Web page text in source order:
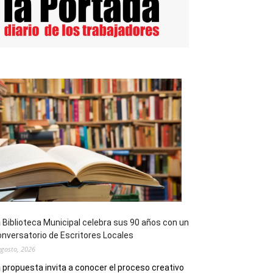
Biblioteca Municipal celebra sus 90 años con un
de Escritores Locales
2026
propuesta invita a conocer el proceso creativo